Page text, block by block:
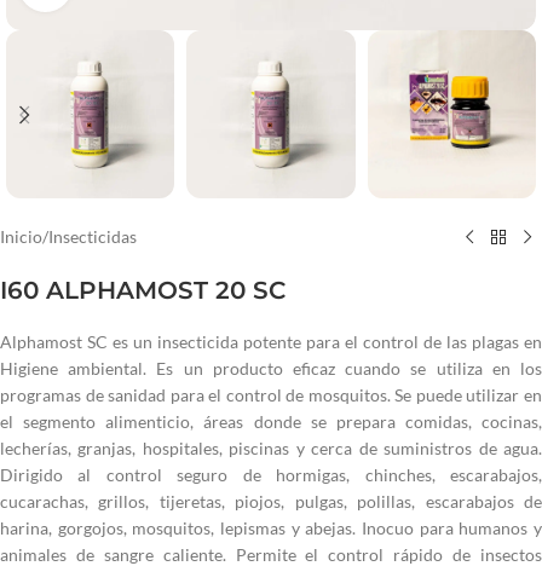
Inicio/Insecticidas
I60 ALPHAMOST 20 SC
Alphamost SC es un insecticida potente para el control de las plagas en
Higiene ambiental. Es un producto eficaz cuando se utiliza en los
programas de sanidad para el control de mosquitos. Se puede utilizar en
el segmento alimenticio, áreas donde se prepara comidas, cocinas,
lecherías, granjas, hospitales, piscinas y cerca de suministros de agua.
Dirigido al control seguro de hormigas, chinches, escarabajos,
cucarachas, grillos, tijeretas, piojos, pulgas, polillas, escarabajos de
harina, gorgojos, mosquitos, lepismas y abejas. Inocuo para humanos y
animales de sangre caliente. Permite el control rápido de insectos